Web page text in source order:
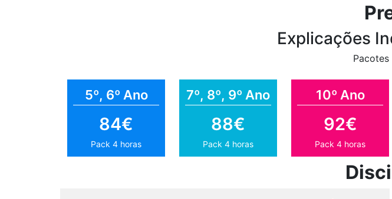
Explicações
5º, 6º Ano
84€
Pack 4 horas
7º, 8º, 9º Ano
88€
Pack 4 horas
10º Ano
92€
Pack 4 horas